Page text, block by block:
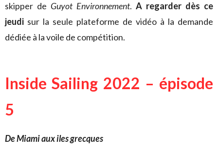
skipper de Guyot Environnement. A regarder dès ce
jeudi sur la seule plateforme de vidéo à la demande
dédiée à la voile de compétition.
Inside Sailing 2022 – épisode
5
De Miami aux iles grecques